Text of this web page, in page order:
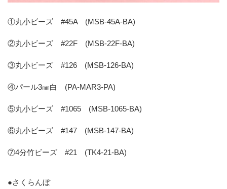
①丸小ビーズ #45A (MSB-45A-BA)
②丸小ビーズ #22F (MSB-22F-BA)
③丸小ビーズ #126 (MSB-126-BA)
④パール3㎜白 (PA-MAR3-PA)
⑤丸小ビーズ #1065 (MSB-1065-BA)
⑥丸小ビーズ #147 (MSB-147-BA)
⑦4分竹ビーズ #21 (TK4-21-BA)
●さくらんぼ